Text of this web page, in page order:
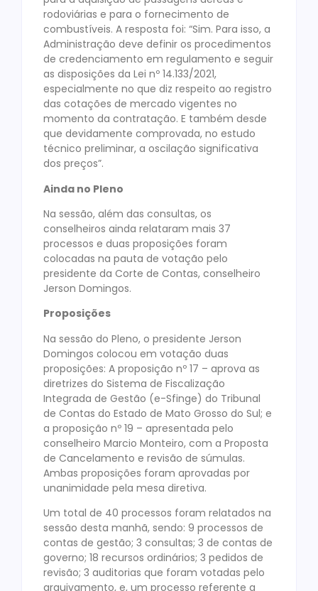
rodoviárias e para o fornecimento de
combustíveis. A resposta foi: “Sim. Para isso, a
Administração deve definir os procedimentos
de credenciamento em regulamento e seguir
as disposições da Lei nº 14.133/2021,
especialmente no que diz respeito ao registro
das cotações de mercado vigentes no
momento da contratação. E também desde
que devidamente comprovada, no estudo
técnico preliminar, a oscilação significativa
dos preços”.
Ainda no Pleno
Na sessão, além das consultas, os
conselheiros ainda relataram mais 37
processos e duas proposições foram
colocadas na pauta de votação pelo
presidente da Corte de Contas, conselheiro
Jerson Domingos.
Proposições
Na sessão do Pleno, o presidente Jerson
Domingos colocou em votação duas
proposições: A proposição nº 17 – aprova as
diretrizes do Sistema de Fiscalização
Integrada de Gestão (e-Sfinge) do Tribunal
de Contas do Estado de Mato Grosso do Sul; e
a proposição nº 19 – apresentada pelo
conselheiro Marcio Monteiro, com a Proposta
de Cancelamento e revisão de súmulas.
Ambas proposições foram aprovadas por
unanimidade pela mesa diretiva.
Um total de 40 processos foram relatados na
sessão desta manhã, sendo: 9 processos de
contas de gestão; 3 consultas; 3 de contas de
governo; 18 recursos ordinários; 3 pedidos de
revisão; 3 auditorias que foram votadas pelo
arquivamento, e, um processo referente a